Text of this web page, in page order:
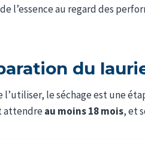
l’essence au regard des
du
l’utiliser, le séchage est une
attendreau moins 18 mois, et